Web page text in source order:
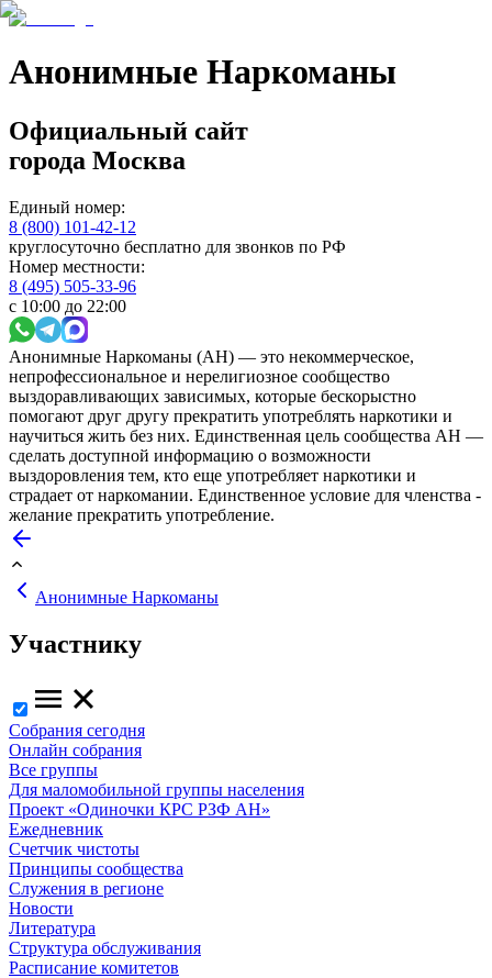
Анонимные Наркоманы
Официальный сайт
города Москва
Единый номер:
8 (800) 101-42-12
круглосуточно бесплатно для звонков по РФ
Номер местности:
8 (495) 505-33-96
с 10:00 до 22:00
Анонимные Наркоманы (АН) — это некоммерческое,
непрофессиональное и нерелигиозное сообщество
выздоравливающих зависимых, которые бескорыстно
помогают друг другу прекратить употреблять наркотики и
научиться жить без них. Единственная цель сообщества АН —
сделать доступной информацию о возможности
выздоровления тем, кто еще употребляет наркотики и
страдает от наркомании. Единственное условие для членства -
желание прекратить употребление.
Анонимные Наркоманы
Участнику
Собрания сегодня
Онлайн собрания
Все группы
Для маломобильной группы населения
Проект «Одиночки КРС РЗФ АН»
Ежедневник
Счетчик чистоты
Принципы сообщества
Служения в регионе
Новости
Литература
Структура обслуживания
Расписание комитетов